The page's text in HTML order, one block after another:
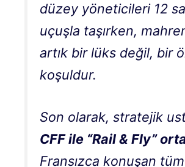
düzey yöneticileri 12
uçuşla taşırken,
artık bir lüks değil, bir
koşuldur.
Son olarak, stratejik
CFF ile “Rail & Fly”
Fransızca konuşan tüm